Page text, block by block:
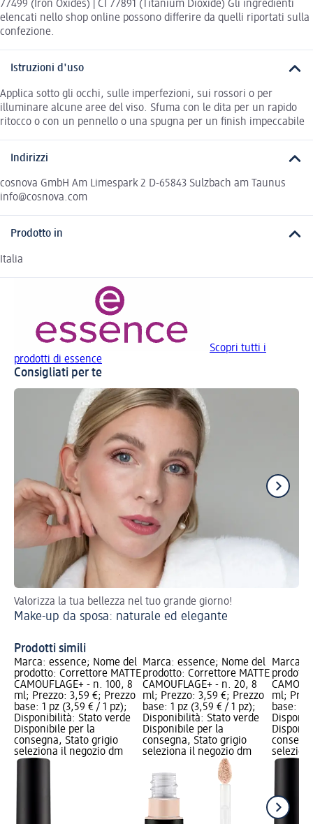
77499 (Iron Oxides) | CI 77891 (Titanium Dioxide) Gli ingredienti
elencati nello shop online possono differire da quelli riportati sulla
confezione.
Istruzioni d'uso
Applica sotto gli occhi, sulle imperfezioni, sui rossori o per
illuminare alcune aree del viso. Sfuma con le dita per un rapido
ritocco o con un pennello o una spugna per un finish impeccabile
Indirizzi
cosnova GmbH Am Limespark 2 D-65843 Sulzbach am Taunus
info@cosnova.com
Prodotto in
Italia
Scopri tutti i
prodotti di essence
Consigliati per te
Valorizza la tua bellezza nel tuo grande giorno!
Make-up da sposa: naturale ed elegante
Prodotti simili
Marca: essence; Nome del
prodotto: Correttore MATTE
CAMOUFLAGE+ - n. 100, 8
ml; Prezzo: 3,59 €; Prezzo
base: 1 pz (3,59 € / 1 pz);
Disponibilità: Stato verde
Disponibile per la
consegna, Stato grigio
seleziona il negozio dm
Marca: essence; Nome del
prodotto: Correttore MATTE
CAMOUFLAGE+ - n. 20, 8
ml; Prezzo: 3,59 €; Prezzo
base: 1 pz (3,59 € / 1 pz);
Disponibilità: Stato verde
Disponibile per la
consegna, Stato grigio
seleziona il negozio dm
Marca:
ml;
base: 1